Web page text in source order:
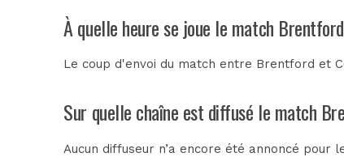
À quelle heure se joue le match
Le coup d'envoi du match entre Brentford et
Sur quelle chaîne est diffusé le match
Aucun diffuseur n’a encore été annoncé pour